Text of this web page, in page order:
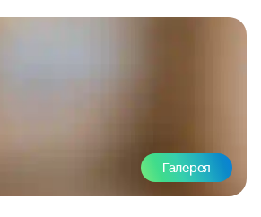
Галерея